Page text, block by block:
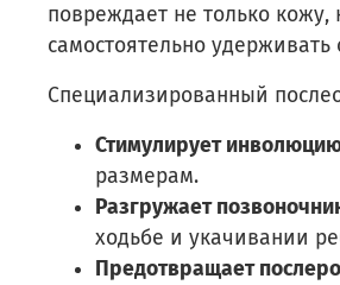
повреждает не только
самостоятельно
Специализированный
Стимулирует
размерам.
Разгружает
ходьбе и укачивании
Предотвращает